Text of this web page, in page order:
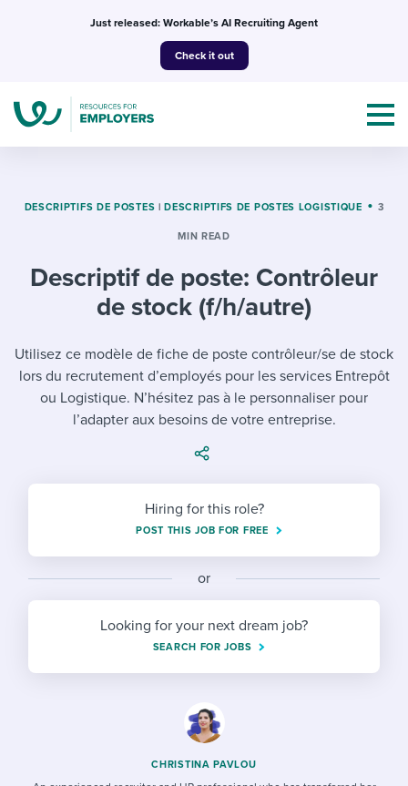
Just released: Workable’s AI Recruiting Agent
Check it out
Mobilizing AI in my work
Evaluating candidates
Working together with others
Developing & retaining people
Ensuring compliance
Finding and attracting people
Candidate/employee experiences
Templates & Guides
I WANT...
Job description templates
Interview question templates
Onboarding checklists
Step-by-step tutorials
HR terms
I WANT TO LEARN ABOUT...
Applying for a job
Pay & benefits
Career development
Overall career resources
Attend webinars & events
Workable customer stories
Explore Workable
DESCRIPTIFS DE POSTES | DESCRIPTIFS DE POSTES LOGISTIQUE 3
MIN READ
Descriptif de poste: Contrôleur
de stock (f/h/autre)
Utilisez ce modèle de fiche de poste contrôleur/se de stock
lors du recrutement d’employés pour les services Entrepôt
ou Logistique. N’hésitez pas à le personnaliser pour
l’adapter aux besoins de votre entreprise.
Hiring for this role?
POST THIS JOB FOR FREE
or
Looking for your next dream job?
SEARCH FOR JOBS
CHRISTINA PAVLOU